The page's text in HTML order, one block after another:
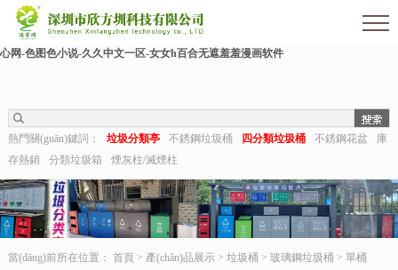
欧美伊人-麻豆精品一区二区三区-欧美日b视频-阿v天堂网-中文字幕第六页-狠狠干干-
国产h在线观看-国产嫩草视频-日日夜夜拍-亚洲第一视频网-毛片在线网站-五月婷婷开
心网-色图色小说-久久中文一区-女女h百合无遮羞羞漫画软件
熱門關(guān)鍵詞： 垃圾分類亭 不銹鋼垃圾桶 四分類垃圾桶 不銹鋼花盆
庫
存熱銷
分類垃圾箱 煙灰柱/滅煙柱
當(dāng)前所在位置： 首頁> 產(chǎn)品展示> 垃圾桶 > 玻璃鋼垃圾桶 > 單桶